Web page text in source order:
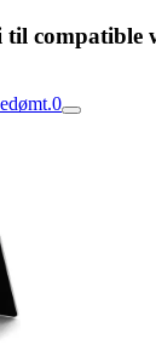
til
0